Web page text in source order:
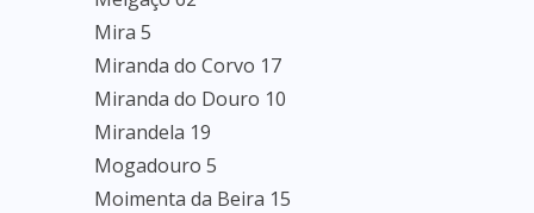
Mira 5
Miranda do Corvo 17
Miranda do Douro 10
Mirandela 19
Mogadouro 5
Moimenta da Beira 15